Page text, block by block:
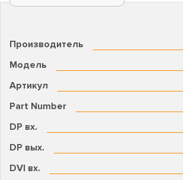
Производитель
Модель
Артикул
Part Number
DP вх.
DP вых.
DVI вх.